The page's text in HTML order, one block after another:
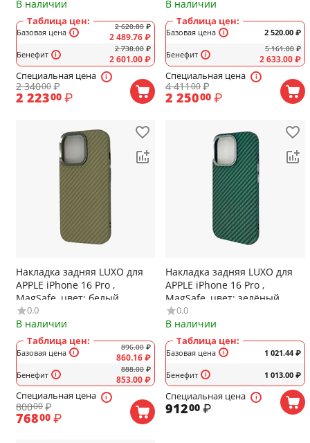
В наличии
Таблица цен:
Базовая цена
Бенефит
2 620.80 ₽
2 489.76₽
2 738.00 ₽
2 601.00₽
Специальная цена
2 34000 ₽
2 22300 ₽
В наличии
Таблица цен:
Базовая цена
Бенефит
2 520.00₽
5 161.00 ₽
2 633.00₽
Специальная цена
4 41100₽
2 25000 ₽
Накладка задняя LUXO для
APPLE iPhone 16 Pro ,
MagSafe, цвет: белый,
карбон
0.0
В наличии
Таблица цен:
Базовая цена
Бенефит
896.00 ₽
860.16₽
888.00 ₽
853.00₽
Специальная цена
80000 ₽
76800 ₽
Накладка задняя LUXO для
APPLE iPhone 16 Pro ,
MagSafe, цвет: зелёный,
карбон
0.0
В наличии
Таблица цен:
Базовая цена
Бенефит
1 021.44₽
1 013.00₽
Специальная цена
91200 ₽